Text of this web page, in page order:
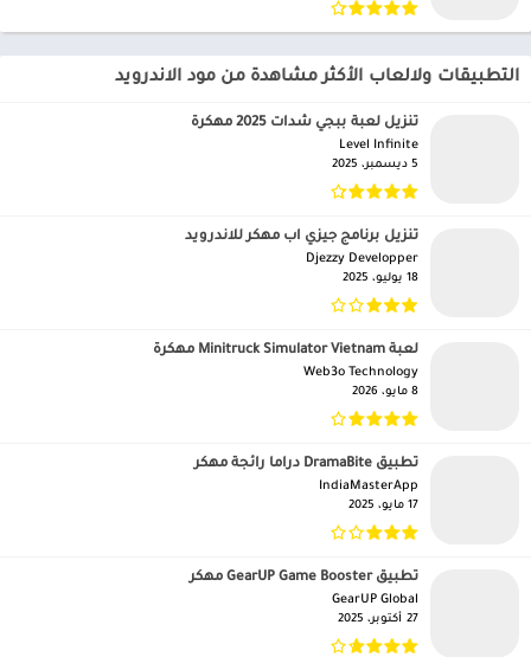
التطبيقات ولالعاب الأكثر مشاهدة من مود الاندرويد
تنزيل لعبة ببجي شدات 2025 مهكرة
Level Infinite‏
5 ديسمبر، 2025
تنزيل برنامج جيزي اب مهكر للاندرويد
Djezzy Developper‏
18 يوليو، 2025
لعبة Minitruck Simulator Vietnam مهكرة
Web3o Technology‏
8 مايو، 2026
تطبيق DramaBite دراما رائجة مهكر
IndiaMasterApp‏
17 مايو، 2025
تطبيق GearUP Game Booster مهكر
GearUP Global‏
27 أكتوبر، 2025